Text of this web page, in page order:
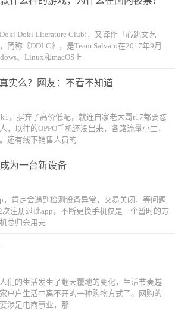
Doki Literature Club!，又译作「心跳文艺
简称《DDLC》，是Team Salvato在2017年9月
、Linux和macOS上
实么？网友：不看不知道
k1，摒弃了高价低配，就连自家老大哥r17都要怼
，以往的OPPO手机还没出来，各路流量小生，
还有线下销售人员的
为一台新设备
，肯定会遇到检测设备异常，交易关闭，等问题
注册过此app，不断更换手机仅是一个暂时的方
总归会用完
们的生活发生了翻天覆地的变化，生活节奏越
户户生活中离不开的一种购物方式了。网购的
涉足电商事业，那